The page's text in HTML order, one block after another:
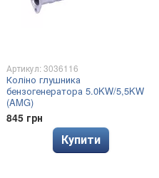
Артикул: 3036116
Коліно глушника
бензогенератора 5.0KW/5,5KW
(AMG)
845 грн
Купити